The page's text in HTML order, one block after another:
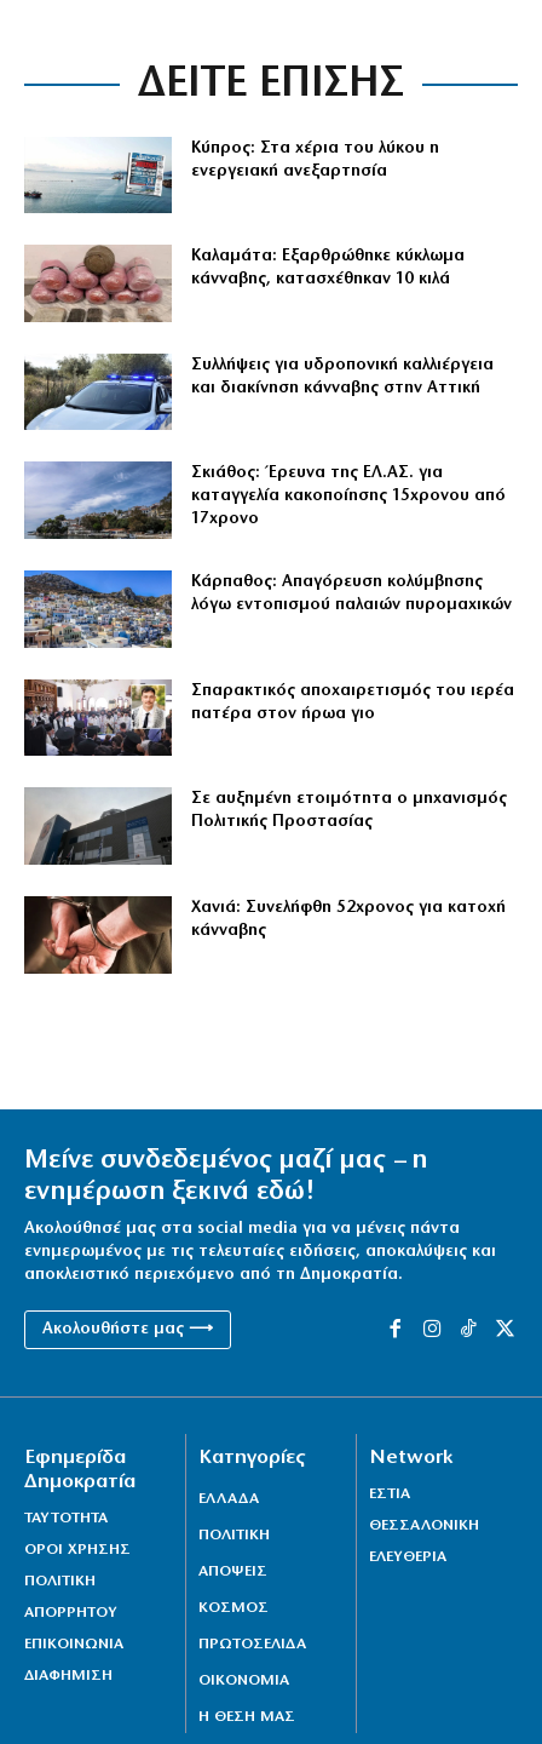
ΔΕΙΤΕ ΕΠΙΣΗΣ
Κύπρος: Στα χέρια του λύκου η
ενεργειακή ανεξαρτησία
Καλαμάτα: Εξαρθρώθηκε κύκλωμα
κάνναβης, κατασχέθηκαν 10 κιλά
Συλλήψεις για υδροπονική καλλιέργεια
και διακίνηση κάνναβης στην Αττική
Σκιάθος: Έρευνα της ΕΛ.ΑΣ. για
καταγγελία κακοποίησης 15χρονου από
17χρονο
Κάρπαθος: Απαγόρευση κολύμβησης
λόγω εντοπισμού παλαιών πυρομαχικών
Σπαρακτικός αποχαιρετισμός του ιερέα
πατέρα στον ήρωα γιο
Σε αυξημένη ετοιμότητα ο μηχανισμός
Πολιτικής Προστασίας
Χανιά: Συνελήφθη 52χρονος για κατοχή
κάνναβης
Μείνε συνδεδεμένος μαζί μας – η
ενημέρωση ξεκινά εδώ!
Ακολούθησέ μας στα social media για να μένεις πάντα
ενημερωμένος με τις τελευταίες ειδήσεις, αποκαλύψεις και
αποκλειστικό περιεχόμενο από τη Δημοκρατία.
Ακολουθήστε μας ⟶
Εφημερίδα
Δημοκρατία
ΤΑΥΤΟΤΗΤΑ
ΟΡΟΙ ΧΡΗΣΗΣ
ΠΟΛΙΤΙΚΗ
ΑΠΟΡΡΗΤΟΥ
ΕΠΙΚΟΙΝΩΝΙΑ
ΔΙΑΦΗΜΙΣΗ
Κατηγορίες
ΕΛΛΑΔΑ
ΠΟΛΙΤΙΚΗ
ΑΠΟΨΕΙΣ
ΚΟΣΜΟΣ
ΠΡΩΤΟΣΕΛΙΔΑ
ΟΙΚΟΝΟΜΙΑ
Η ΘΕΣΗ ΜΑΣ
Network
ΕΣΤΙΑ
ΘΕΣΣΑΛΟΝΙΚΗ
ΕΛΕΥΘΕΡΙΑ